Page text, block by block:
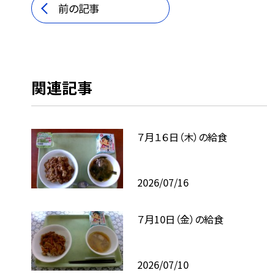
前の記事
関連記事
７月１６日（木）の給食
2026/07/16
７月10日（金）の給食
2026/07/10